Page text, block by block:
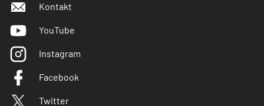
Kontakt
YouTube
Instagram
Facebook
Twitter